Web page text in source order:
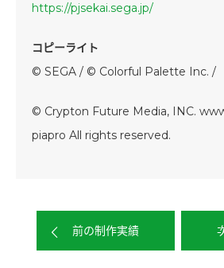
https://pjsekai.sega.jp/
コピーライト
© SEGA / © Colorful Palette Inc. /
© Crypton Future Media, INC.
piapro All rights reserved.
前の制作実績